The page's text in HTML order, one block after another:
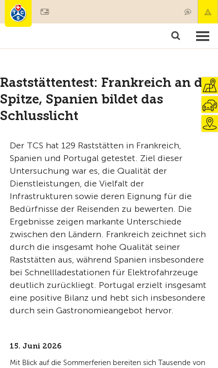
Mitgliedschaft & Leistungen
Raststättentest: Frankreich an der
Spitze, Spanien bildet das
Schlusslicht
Der TCS hat 129 Raststätten in Frankreich,
Spanien und Portugal getestet. Ziel dieser
Untersuchung war es, die Qualität der
Dienstleistungen, die Vielfalt der
Infrastrukturen sowie deren Eignung für die
Bedürfnisse der Reisenden zu bewerten. Die
Ergebnisse zeigen markante Unterschiede
zwischen den Ländern. Frankreich zeichnet sich
durch die insgesamt hohe Qualität seiner
Raststätten aus, während Spanien insbesondere
bei Schnellladestationen für Elektrofahrzeuge
deutlich zurückliegt. Portugal erzielt insgesamt
eine positive Bilanz und hebt sich insbesondere
durch sein Gastronomieangebot hervor.
15. Juni 2026
Mit Blick auf die Sommerferien bereiten sich Tausende von